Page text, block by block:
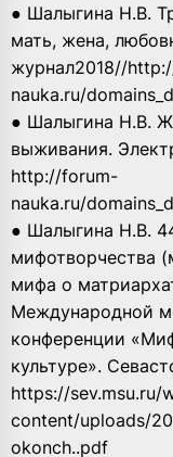
● Шалыгина Н.В.
мать, жена,
журнал2018//
nauka.ru/
● Шалыгина Н.В.
выживания.
http://forum-
nauka.ru/
● Шалыгина Н.В.
мифотворчества
мифа о
Международной
конференции
культуре».
https://sev.msu.ru/
content/uploads/
okonch..pdf